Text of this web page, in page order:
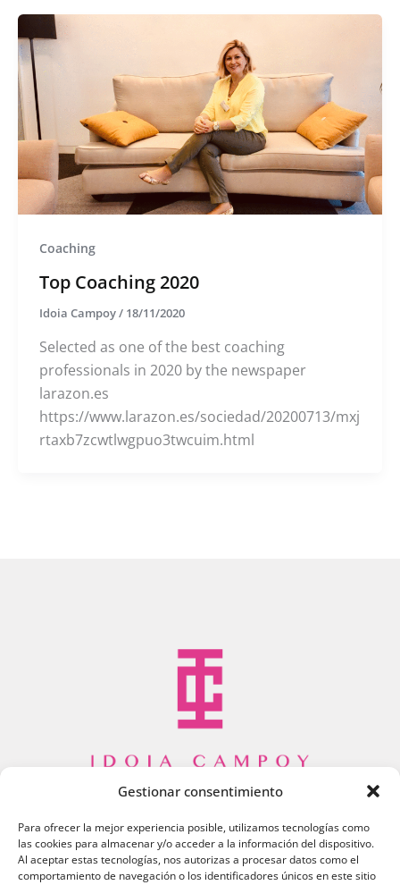
Gestionar consentimiento
Para ofrecer la mejor experiencia posible, utilizamos tecnologías como
las cookies para almacenar y/o acceder a la información del dispositivo.
Al aceptar estas tecnologías, nos autorizas a procesar datos como el
comportamiento de navegación o los identificadores únicos en este sitio
Coaching
Top Coaching 2020
Idoia Campoy/ 18/11/2020
Selected as one of the best coaching
professionals in 2020 by the newspaper
larazon.es
https://www.larazon.es/sociedad/20200713/mxj
rtaxb7zcwtlwgpuo3twcuim.html
Idoia Campoy